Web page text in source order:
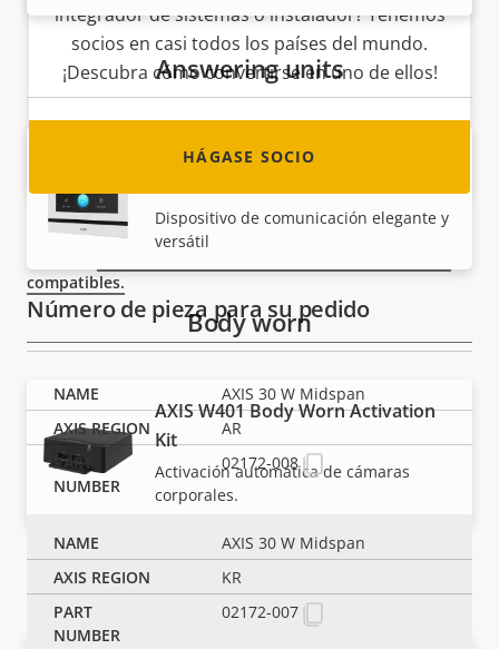
Answering units
AXIS I5304 Network Answering
Dispositivo de comunicación elegante y
versátil
Body worn
AXIS W401 Body Worn Activation
Kit
Activación automática de cámaras
corporales.
Box cameras
integrador de sistemas o instalador? Tenemos
socios en casi todos los países del mundo.
¡Descubra cómo convertirse en uno de ellos!
HÁGASE SOCIO
NOTA
AXIS 30 W Midspan no funciona con AXIS T93F20 Outdoor
compatibles.
Número de pieza para su pedido
AXIS 30 W Midspan
AR
02172-008
AXIS 30 W Midspan
KR
02172-007